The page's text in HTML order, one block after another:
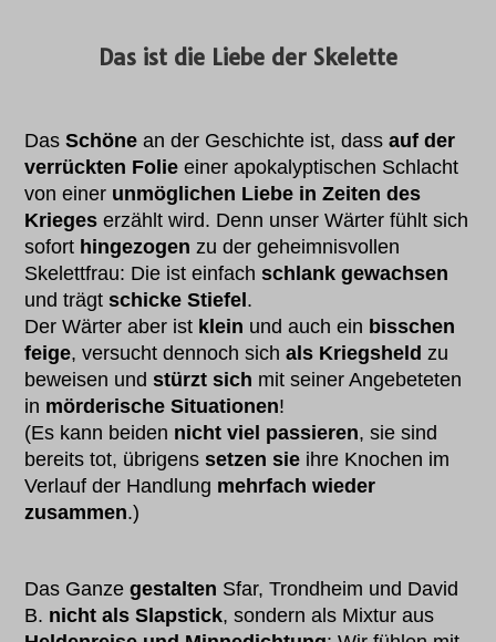
Das ist die Liebe der Skelette
DasSchöne an der Geschichte ist, dassauf der
verrückten Folie einer apokalyptischen Schlacht
von einer unmöglichen Liebe in Zeiten des
Krieges erzählt wird. Denn unser Wärter fühlt sich
sofort hingezogen zu der geheimnisvollen
Skelettfrau: Die ist einfachschlank gewachsen
und trägtschicke Stiefel .
Der Wärter aber ist klein und auch ein bisschen
feige, versucht dennoch sichals Kriegsheld zu
beweisen undstürzt sich mit seiner Angebeteten
in mörderische Situationen!
(Es kann beiden nicht viel passieren, sie sind
bereits tot, übrigenssetzen sie ihre Knochen im
Verlauf der Handlung mehrfach wieder
zusammen.)
Das Ganzegestalten Sfar, Trondheim und David
B. nicht als Slapstick, sondern als Mixtur aus